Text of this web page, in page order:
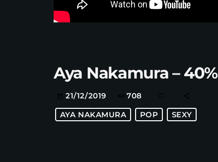
Aya Nakamura – 40%
21/12/2019 708
AYA NAKAMURA POP SEXY